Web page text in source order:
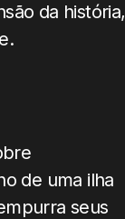
da história,
de uma ilha
seus